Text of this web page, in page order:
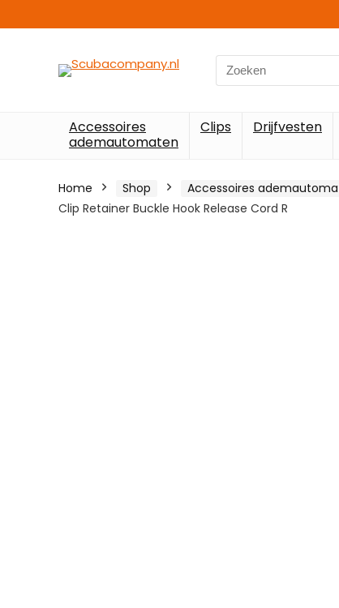
Search
for:
Accessoires
ademautomaten
Clips Drijfvesten
Home Shop Accessoires
Clip Retainer Buckle Hook Release Cord R